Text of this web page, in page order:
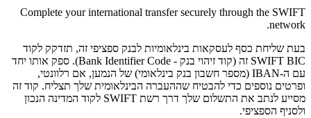
Complete your international transfer securely through the SWIFT
network.
בעת שליחת כסף לעסקאות בינלאומיות לבנק ספציפי זה, תזדקק לקוד
SWIFT BIC זה (קוד זיהוי בנק - Bank Identifier Code). ספק אותו יחד
עם ה-IBAN (מספר חשבון בנק בינלאומי) של הנמען, אם רלוונטי,
ופרטים נוספים כדי להבטיח שההעברה הבינלאומית שלך תצליח. קוד זה
מסייע לנתב את התשלום שלך דרך רשת SWIFT לקוד המדינה הנכון
ולסניף הספציפי.